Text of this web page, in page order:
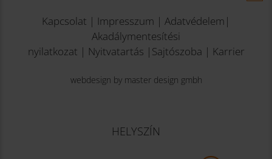
Kapcsolat | Impresszum | Adatvédelem |
Akadálymentesítési
nyilatkozat | Nyitvatartás | Sajtószoba | Karrier
webdesign by master design gmbh
HELYSZÍN